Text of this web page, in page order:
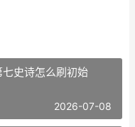
史诗怎么刷初始
2026-07-08